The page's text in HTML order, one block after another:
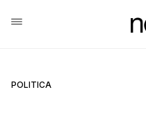
POLITICA